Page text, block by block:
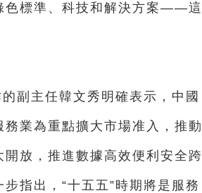
色標準、科技和解決方案——這
副主任韓文秀明確表示，中國
業為重點擴大市場准入，推動
放，推進數據高效便利安全跨
指出，“十五五”時期將是服務